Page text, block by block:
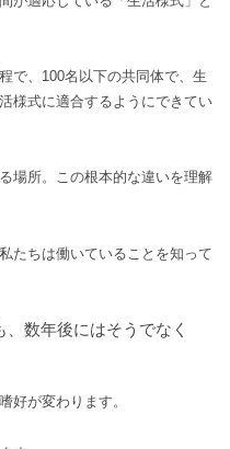
で、100名以下の共同体で、生
様式に適合するようにできてい
場所。この根本的な違いを理解
たちは働いていることを知って
数年後にはそうでなく
好が変わります。